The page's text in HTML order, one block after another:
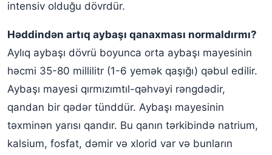
intensiv olduğu dövrdür.
Həddindən artıq aybaşı qanaxması normaldırmı?
Aylıq aybaşı dövrü boyunca orta aybaşı mayesinin
həcmi 35-80 millilitr (1-6 yemək qaşığı) qəbul edilir.
Aybaşı mayesi qırmızımtıl-qəhvəyi rəngdədir,
qandan bir qədər tünddür. Aybaşı mayesinin
təxminən yarısı qandır. Bu qanın tərkibində natrium,
kalsium, fosfat, dəmir və xlorid var və bunların